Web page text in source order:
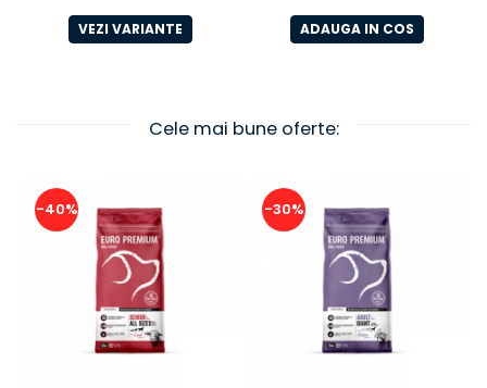
VEZI VARIANTE ADAUGA IN COS
Cele mai bune oferte:
-40% -30%